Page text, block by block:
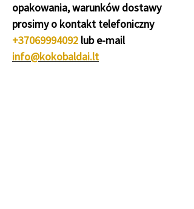
opakowania, warunków dostawy
prosimy o kontakt telefoniczny
+37069994092 lub e-mail
info@kokobaldai.lt